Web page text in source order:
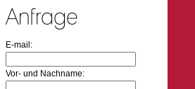
Anfrage
E-mail:
Vor- und Nachname: